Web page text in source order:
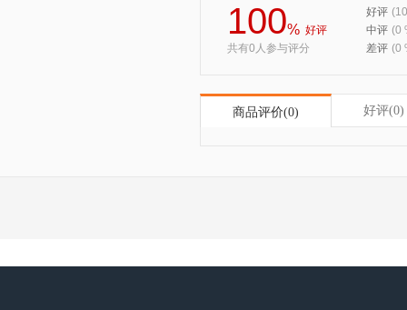
100% 好评
共有0人参与评分
好评
中评 (0
差评 (0
商品评价(0) 好评(0)